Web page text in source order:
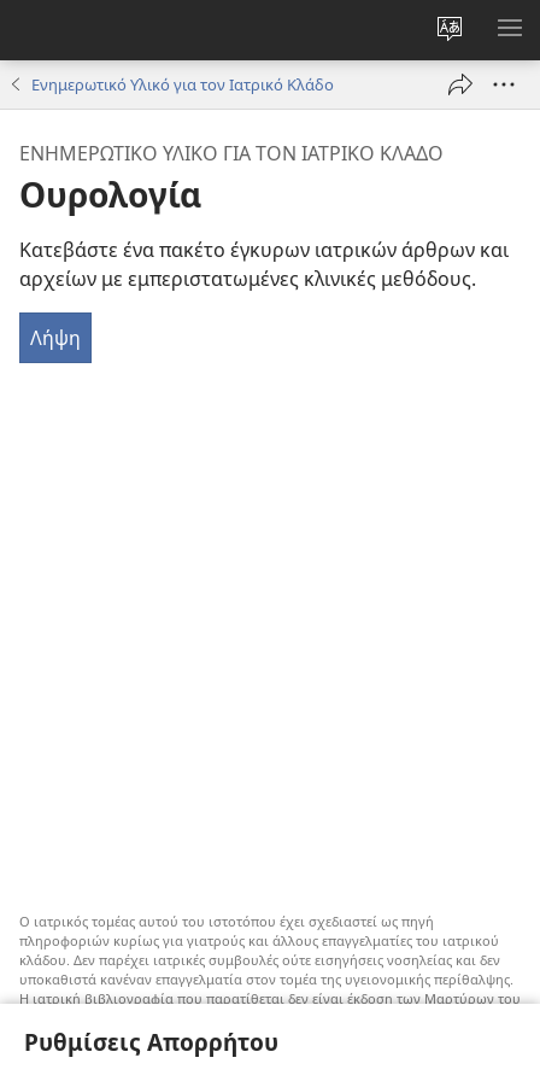
Ρυθμίσεις Απορρήτου
Αλλαγή
γλώσσας
Ενημερωτικό Υλικό για τον Ιατρικό Κλάδο
ΕΝΗΜΕΡΩΤΙΚΟ ΥΛΙΚΟ ΓΙΑ ΤΟΝ ΙΑΤΡΙΚΟ ΚΛΑΔΟ
Ουρολογία
Κατεβάστε ένα πακέτο έγκυρων ιατρικών άρθρων και
αρχείων με εμπεριστατωμένες κλινικές μεθόδους.
Λήψη
Ο ιατρικός τομέας αυτού του ιστοτόπου έχει σχεδιαστεί ως πηγή
πληροφοριών κυρίως για γιατρούς και άλλους επαγγελματίες του ιατρικού
κλάδου. Δεν παρέχει ιατρικές συμβουλές ούτε εισηγήσεις νοσηλείας και δεν
υποκαθιστά κανέναν επαγγελματία στον τομέα της υγειονομικής περίθαλψης.
Η ιατρική βιβλιογραφία που παρατίθεται δεν είναι έκδοση των Μαρτύρων του
μπορούν να ληφθούν υπόψη. Αποτελεί ευθύνη του κάθε επαγγελματία στον
τομέα της υγειονομικής περίθαλψης να είναι ενήμερος για τυχόν νέες